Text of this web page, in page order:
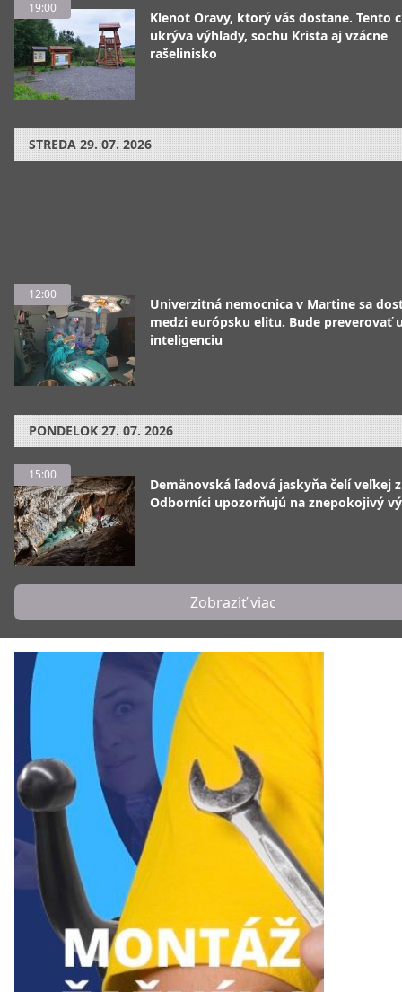
19:00
Klenot Oravy, ktorý vás dostane. Tento
ukrýva výhľady, sochu Krista aj vzácne
rašelinisko
STREDA 29. 07. 2026
12:00
Univerzitná nemocnica v Martine sa
medzi európsku elitu. Bude preverovať
inteligenciu
PONDELOK 27. 07. 2026
15:00
Demänovská ľadová jaskyňa čelí veľkej
Odborníci upozorňujú na znepokojivý
Zobraziť viac